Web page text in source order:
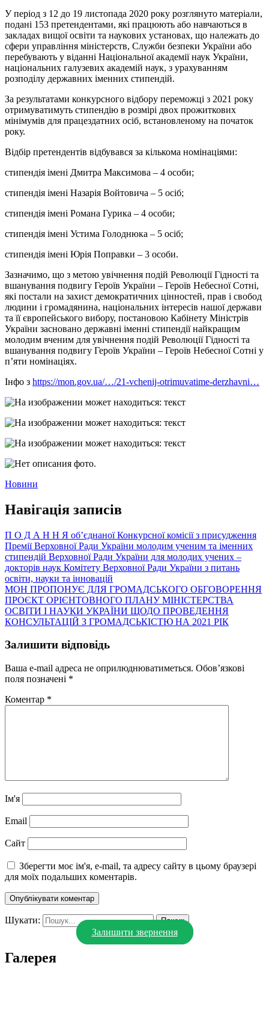
У період з 12 до 19 листопада 2020 року розглянуто матеріали,
подані 153 претендентами, які працюють або навчаються в
закладах вищої освіти та наукових установах, що належать до
сфери управління міністерств, Служби безпеки України або
перебувають у віданні Національної академії наук України,
національних галузевих академій наук, з урахуванням
розподілу державних іменних стипендій.
За результатами конкурсного відбору переможці з 2021 року
отримуватимуть стипендію в розмірі двох прожиткових
мінімумів для працездатних осіб, встановленому на початок
року.
Відбір претендентів відбувався за кількома номінаціями:
стипендія імені Дмитра Максимова – 4 особи;
стипендія імені Назарія Войтовича – 5 осіб;
стипендія імені Романа Гурика – 4 особи;
стипендія імені Устима Голоднюка – 5 осіб;
стипендія імені Юрія Поправки – 3 особи.
Зазначимо, що з метою увічнення подій Революції Гідності та
вшанування подвигу Героїв України – Героїв Небесної Сотні,
які постали на захист демократичних цінностей, прав і свобод
людини і громадянина, національних інтересів нашої держави
та її європейського вибору, постановою Кабінету Міністрів
України засновано державні іменні стипендії найкращим
молодим вченим для увічнення подій Революції Гідності та
вшанування подвигу Героїв України – Героїв Небесної Сотні у
п’яти номінаціях.
Інфо з https://mon.gov.ua/…/21-vchenij-otrimuvatime-derzhavni…
Новини
Навігація записів
П О Д А Н Н Я об’єднаної Конкурсної комісії з присудження
Премії Верховної Ради України молодим ученим та іменних
стипендій Верховної Ради України для молодих учених –
докторів наук Комітету Верховної Ради України з питань
освіти, науки та інновацій
МОН ПРОПОНУЄ ДЛЯ ГРОМАДСЬКОГО ОБГОВОРЕННЯ
ПРОЄКТ ОРІЄНТОВНОГО ПЛАНУ МІНІСТЕРСТВА
ОСВІТИ І НАУКИ УКРАЇНИ ЩОДО ПРОВЕДЕННЯ
КОНСУЛЬТАЦІЙ З ГРОМАДСЬКІСТЮ НА 2021 РІК
Залишити відповідь
Ваша e-mail адреса не оприлюднюватиметься. Обов’язкові
поля позначені *
Коментар *
Ім'я
Email
Сайт
Зберегти моє ім'я, e-mail, та адресу сайту в цьому браузері
для моїх подальших коментарів.
Шукати:
Залишити звернення
Галерея